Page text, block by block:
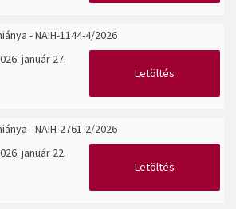
- NAIH-1144-4/2026
január 27.
Letöltés
- NAIH-2761-2/2026
január 22.
Letöltés